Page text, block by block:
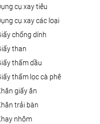
dụng cụ xay tiêu
dụng cụ xay các loại
giấy chống dính
giấy than
giấy thấm dầu
giấy thấm lọc cà phê
khăn giấy ăn
khăn trải bàn
khay nhôm